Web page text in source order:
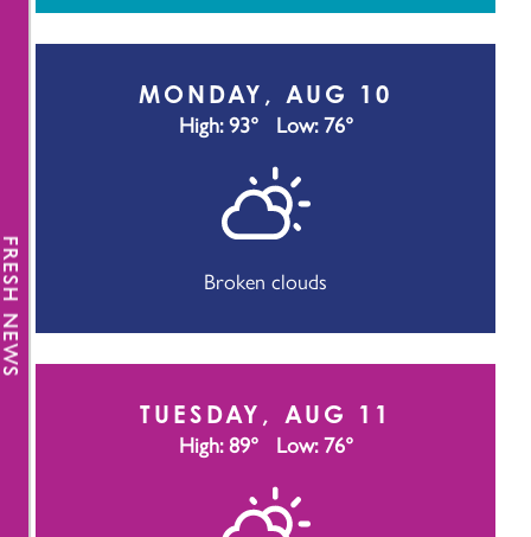
MONDAY, AUG 10
High: 93° Low: 76°
Broken clouds
TUESDAY, AUG 11
High: 89° Low: 76°
NEWS